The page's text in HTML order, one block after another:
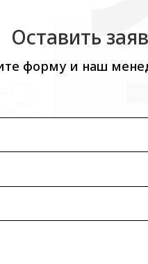
Оставить
форму и наш